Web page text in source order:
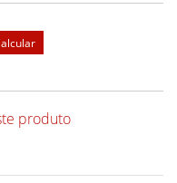
produto